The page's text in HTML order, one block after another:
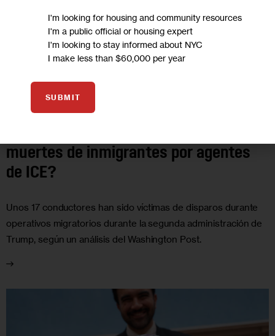
PODCASTS
muertes de inmigrantes por agentes
de ICE?
Unos 17 conductores han sido víctimas de disparos durante
operativos migratorios durante la segunda administración de
Trump, según un análisis del Washington Post.
I'm looking for housing and community resources
I'm a public official or housing expert
I'm looking to stay informed about NYC
I make less than $60,000 per year
SUBMIT